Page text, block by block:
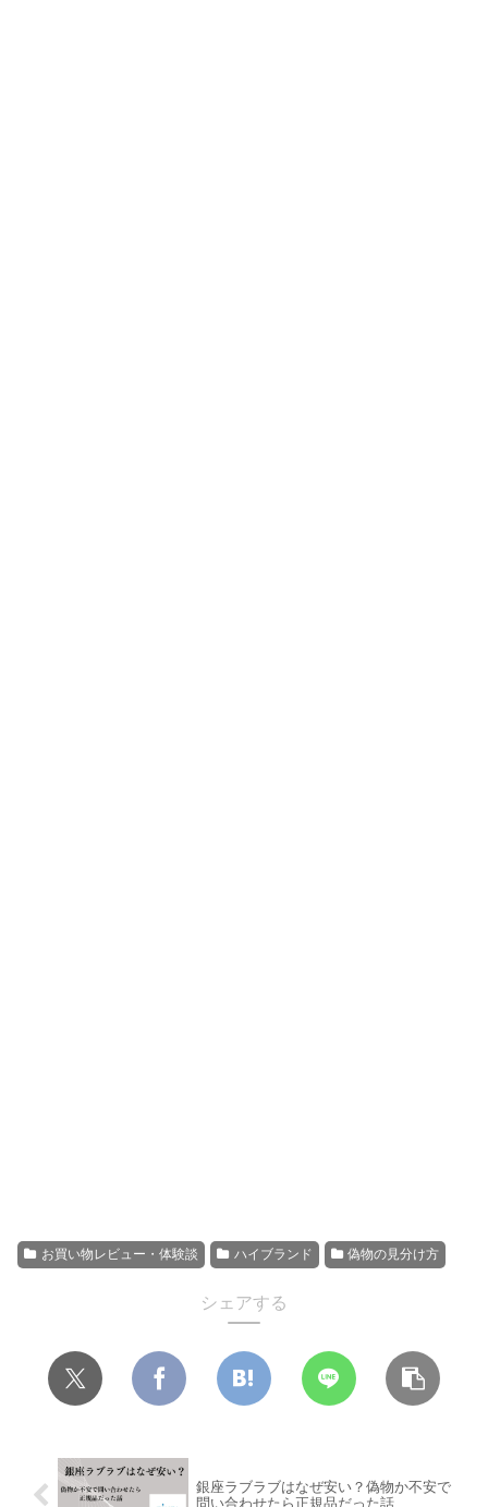
お買い物レビュー・体験談 ハイブランド 偽物の見分け方
シェアする
銀座ラブラブはなぜ安い？偽物か不安で
問い合わせたら正規品だった話